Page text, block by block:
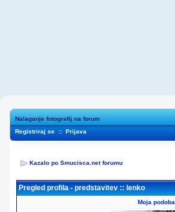
Nalaganje fotografij na forum
Registriraj se :: Prijava
Kazalo po Smucisca.net forumu
Pregled profila - predstavitev :: lenko
Moja podoba